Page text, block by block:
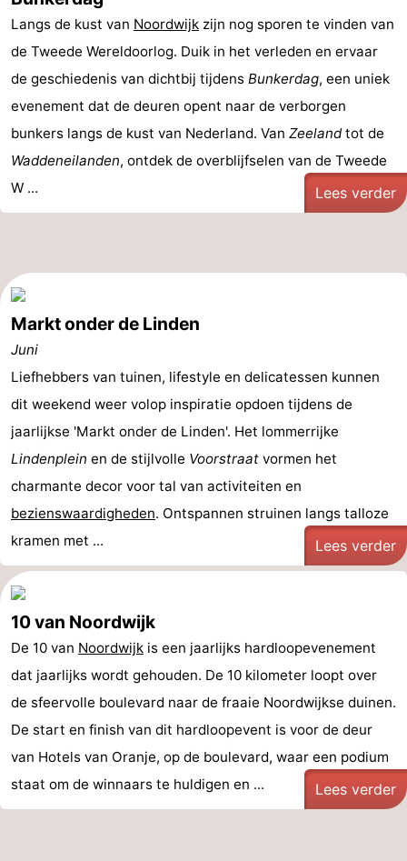
Langs de kust van Noordwijk zijn nog sporen te vinden van
de Tweede Wereldoorlog. Duik in het verleden en ervaar
de geschiedenis van dichtbij tijdens Bunkerdag, een uniek
evenement dat de deuren opent naar de verborgen
bunkers langs de kust van Nederland. Van Zeelandtot de
Waddeneilanden, ontdek de overblijfselen van de Tweede
W ...
Lees verder
Markt onder de Linden
Juni
Liefhebbers van tuinen, lifestyle en delicatessen kunnen
dit weekend weer volop inspiratie opdoen tijdens de
jaarlijkse 'Markt onder de Linden'. Het lommerrijke
Lindenplein en de stijlvolle Voorstraat vormen het
charmante decor voor tal van activiteiten en
bezienswaardigheden. Ontspannen struinen langs talloze
kramen met ...
Lees verder
10 van Noordwijk
De 10 van Noordwijk is een jaarlijks hardloopevenement
dat jaarlijks wordt gehouden. De 10 kilometer loopt over
de sfeervolle boulevard naar de fraaie Noordwijkse duinen.
De start en finish van dit hardloopevent is voor de deur
van Hotels van Oranje, op de boulevard, waar een podium
staat om de winnaars te huldigen en ...
Lees verder